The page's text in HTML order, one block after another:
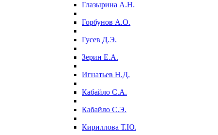
Глазырина А.Н.
Горбунов А.О.
Гусев Д.Э.
Зерин Е.А.
Игнатьев Н.Д.
Кабайло С.А.
Кабайло С.Э.
Кириллова Т.Ю.